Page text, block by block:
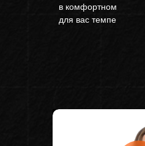
в комфортном
для вас темпе